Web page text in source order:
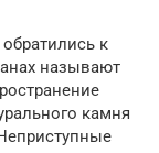
к
называют
камня